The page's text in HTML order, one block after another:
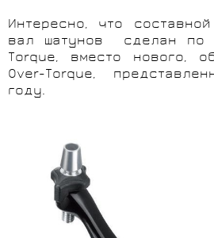
Интересно, что
вал шатунов сделан по
Torque, вместо нового,
Over-Torque,
году.